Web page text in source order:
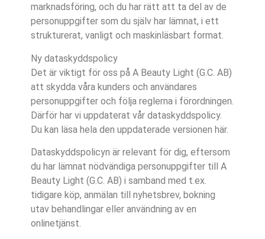
marknadsföring, och du har rätt att ta del av de
personuppgifter som du själv har lämnat, i ett
strukturerat, vanligt och maskinläsbart format.
Ny dataskyddspolicy
Det är viktigt för oss på A Beauty Light (G.C. AB)
att skydda våra kunders och användares
personuppgifter och följa reglerna i förordningen.
Därför har vi uppdaterat vår dataskyddspolicy.
Du kan läsa hela den uppdaterade versionen här.
Dataskyddspolicyn är relevant för dig, eftersom
du har lämnat nödvändiga personuppgifter till A
Beauty Light (G.C. AB) i samband med t.ex.
tidigare köp, anmälan till nyhetsbrev, bokning
utav behandlingar eller användning av en
onlinetjänst.